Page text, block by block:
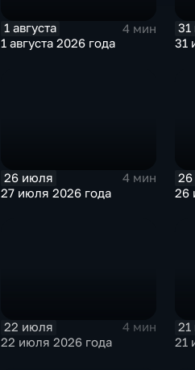
1 августа
4 мин
1 августа 2026 года
31
31
26 июля
4 мин
27 июля 2026 года
26
22 июля
4 мин
22 июля 2026 года
21
21